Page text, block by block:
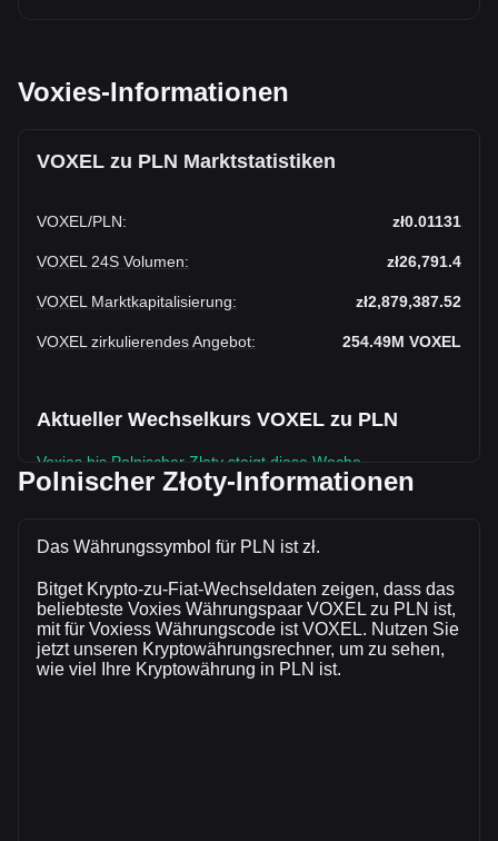
Voxies-Informationen
VOXEL zu PLN Marktstatistiken
VOXEL /PLN: zł0.01131
VOXEL 24S Volumen: zł26,791.4
VOXEL Marktkapitalisierung: zł2,879,387.52
VOXEL zirkulierendes Angebot: 254.49M VOXEL
Aktueller Wechselkurs VOXEL zu PLN
Voxies bis Polnischer Złoty steigt diese Woche.
Der aktuelle Marktkurs von Voxiesbeträgt zł0.01131 pro
vonzł2,879,387.52 PLN auf Grundlage eines zirkulierenden
von Voxies hat sich in den letzten 24 Stunden um +3.34%
(zł865.96 PLN) verändert. Am vorherigen Handelstag lag
das Handelsvolumen von VOXEL bei zł25,925.44.
Polnischer Złoty-Informationen
Das Währungssymbol für PLN ist zł.
Bitget Krypto-zu-Fiat-Wechseldaten zeigen, dass das
beliebteste Voxies Währungspaar VOXEL zu PLN ist,
mit für Voxiess Währungscode ist VOXEL. Nutzen Sie
jetzt unseren Kryptowährungsrechner, um zu sehen,
wie viel Ihre Kryptowährung in PLN ist.